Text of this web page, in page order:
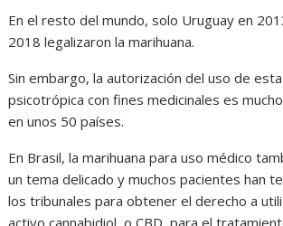
En el resto del mundo, solo Uruguay en
2018 legalizaron la marihuana.
Sin embargo, la autorización del uso de
psicotrópica con fines medicinales es
en unos 50 países.
En Brasil, la marihuana para uso médico
un tema delicado y muchos pacientes han
los tribunales para obtener el derecho a
activo cannabidiol, o CBD, para el